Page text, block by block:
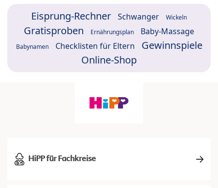
Eisprung-Rechner Schwanger Wickeln
Gratisproben Ernährungsplan Baby-Massage
Babynamen Checklisten für Eltern
Gewinnspiele
Online-Shop
HiPP für Fachkreise